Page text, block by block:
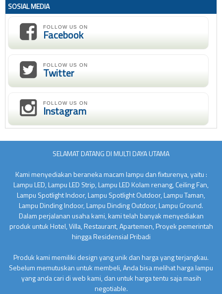
SOSIAL MEDIA
FOLLOW US ON
Facebook
FOLLOW US ON
Twitter
FOLLOW US ON
Instagram
SELAMAT DATANG DI MULTI DAYA UTAMA
Kami menyediakan beraneka macam lampu dan fixturenya, yaitu :
Lampu LED, Lampu LED Strip, Lampu LED Kolam renang, Ceiling Fan,
Lampu Spotlight Indoor, Lampu Spotlight Outdoor, Lampu Taman,
Lampu Dinding Indoor, Lampu Dinding Outdoor, Lampu Ground.
Dalam perjalanan usaha kami, kami telah banyak menyediakan
produk untuk Hotel, Villa, Restaurant, Apartemen, Proyek pemerintah
hingga Residensial Pribadi
Produk kami memiliki design yang unik dan harga yang terjangkau.
Sebelum memutuskan untuk membeli, Anda bisa melihat harga lampu
yang anda cari di web kami, dan untuk harga tentu saja masih
negotiable.